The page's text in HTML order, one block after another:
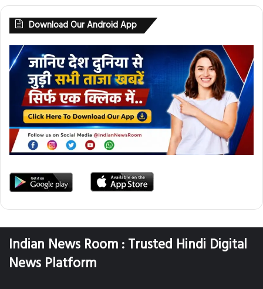
Download Our Android App
Indian News Room : Trusted Hindi Digital
News Platform